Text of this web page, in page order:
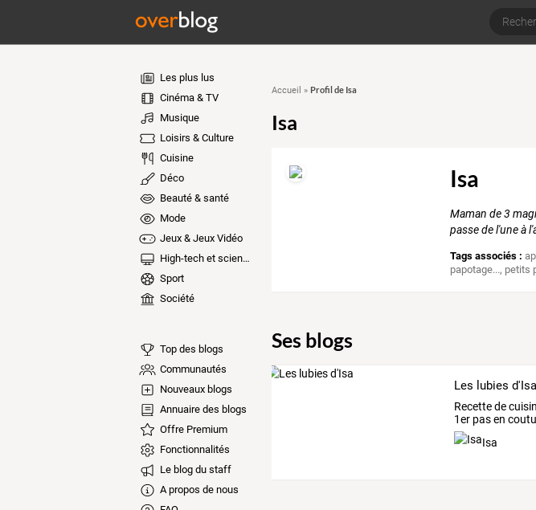
Les plus lus
Cinéma & TV
Musique
Loisirs & Culture
Cuisine
Déco
Beauté & santé
Mode
Jeux & Jeux Vidéo
High-tech et sciences
Sport
Société
Top des blogs
Communautés
Nouveaux blogs
Annuaire des blogs
Offre Premium
Fonctionnalités
Le blog du staff
A propos de nous
Accueil » Profil de Isa
Isa
Isa
Maman de 3
passe de l'une à
Tags associés :
papotage..., petits
Ses blogs
Les lubies d'Isa
Recette de
1er pas en
Isa